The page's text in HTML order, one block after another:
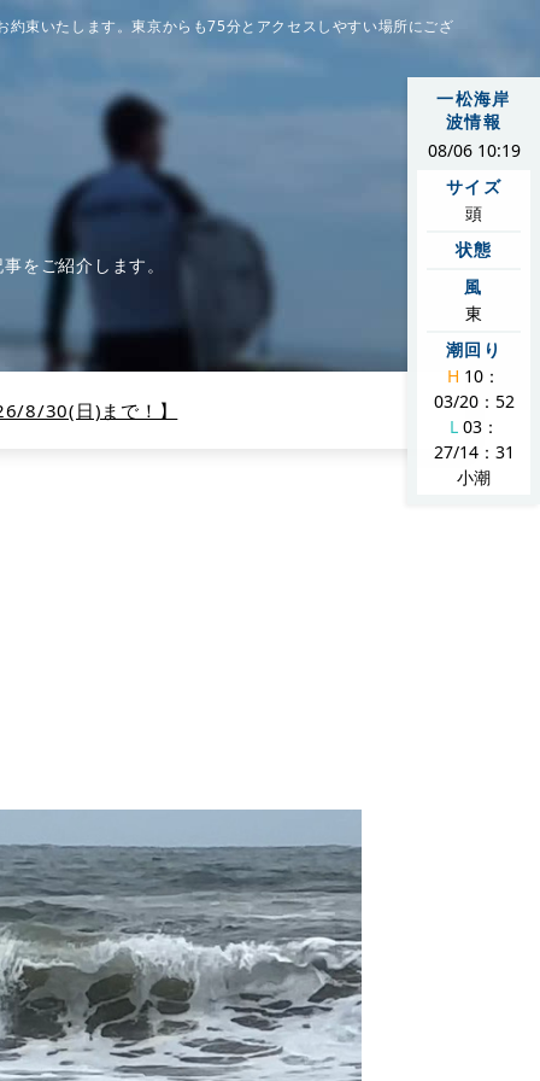
一松海岸
波情報
08/06 10:19
サイズ
頭
状態
風
東
潮回り
H 10：
03/20：52
L03：
27/14：31
小潮
束いたします。東京からも75分とアクセスしやすい場所にござ
をご紹介します。
8/30(日)まで！】